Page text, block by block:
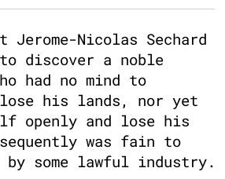
Nicolas Sechard
discover a noble
had no mind to
lose his lands, nor yet
openly and lose his
was fain to
some lawful industry.